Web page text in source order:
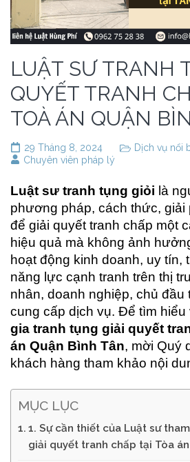
LUẬT SƯ TRANH
QUYẾT TRANH
TOÀ ÁN QUẬN
29 Tháng 8, 2024 Dịch vụ nổi
Chuyên viên pháp lý
Luật sư tranh tụng giỏi là
phương pháp, cách thức, giải
để giải quyết tranh chấp một
hiệu quả mà không ảnh
hoạt động kinh doanh, uy tín,
năng lực cạnh tranh trên thị
nhân, doanh nghiệp, chủ đầu
cung cấp dịch vụ. Để tìm hiểu
gia tranh tụng giải quyết
án Quận Bình Tân, mời Quý
khách hàng tham khảo nội
MỤC LỤC
1. Sự cần thiết của Luật sư
giải quyết tranh chấp tại Tòa án